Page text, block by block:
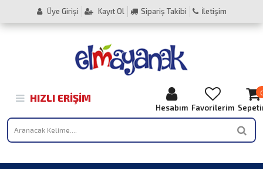
Üye Girişi Kayıt Ol Sipariş Takibi İletişim
HIZLI ERIŞIM
Hesabım Favorilerim